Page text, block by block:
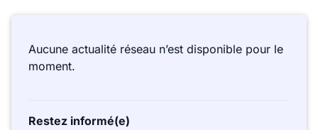
Aucune actualité réseau n’est disponible pour le
moment.
Restez informé(e)